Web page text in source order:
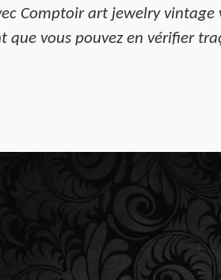
Comptoir art jewelry
que vous pouvez en vérifier